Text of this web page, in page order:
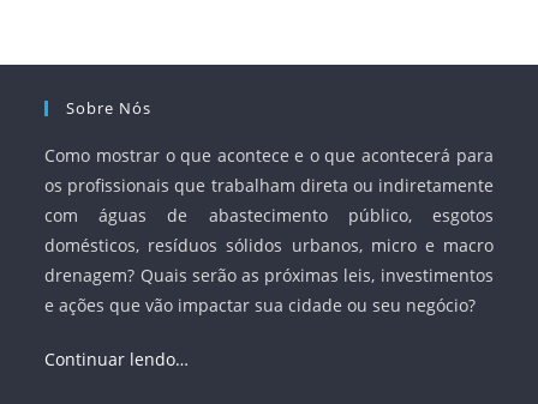
Sobre Nós
Como mostrar o que acontece e o que acontecerá para
os profissionais que trabalham direta ou indiretamente
com águas de abastecimento público, esgotos
domésticos, resíduos sólidos urbanos, micro e macro
drenagem? Quais serão as próximas leis, investimentos
e ações que vão impactar sua cidade ou seu negócio?
Continuar lendo…